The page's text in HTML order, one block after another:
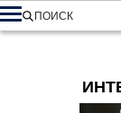
ПОИСК